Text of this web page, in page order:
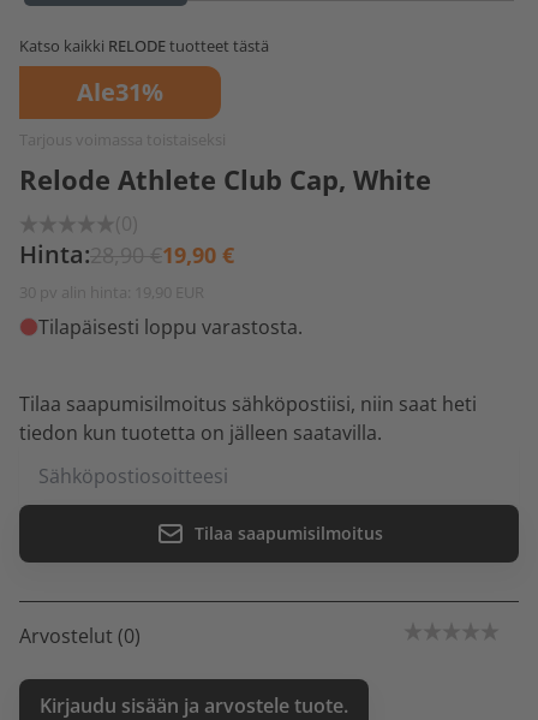
Katso kaikki RELODEtuotteet tästä
Ale31%
Tarjous voimassa toistaiseksi
Relode Athlete Club Cap, White
(0)
Hinta:28,90 €19,90 €
30 pv alin hinta: 19,90 EUR
Tilapäisesti loppu varastosta.
Tilaa saapumisilmoitus sähköpostiisi, niin saat heti
tiedon kun tuotetta on jälleen saatavilla.
Tilaa saapumisilmoitus
Arvostelut (0)
Kirjaudu sisään ja arvostele tuote.